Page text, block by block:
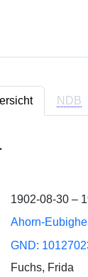
NDB
1902-08-30 –
Ahorn-
GND:
Fuchs, Frida